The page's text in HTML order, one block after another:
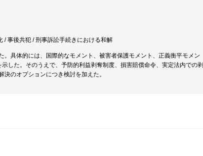
/ 事後共犯 / 刑事訴訟手続きにおける和解
具体的には、国際的なモメント、被害者保護モメント、正義衡平モメン
した。そのうえで、予防的利益剥奪制度、損害賠償命令、実定法内での剥
のオプションにつき検討を加えた。